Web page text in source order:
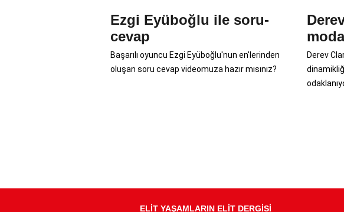
Ezgi Eyüboğlu ile soru-
cevap
Başarılı oyuncu Ezgi Eyüboğlu'nun en'lerinden
oluşan soru cevap videomuza hazır mısınız?
Derev
ELİT YAŞAMLARIN ELİT DERGİSİ